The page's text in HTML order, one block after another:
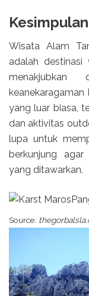
Kesimpulan
Wisata Alam
adalah
yang luar biasa,
dan aktivitas
lupa untuk
berkunjung
yang ditawarkan.
Source: